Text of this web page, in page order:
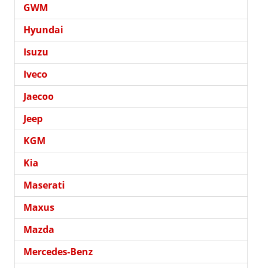
GWM
Hyundai
Isuzu
Iveco
Jaecoo
Jeep
KGM
Kia
Maserati
Maxus
Mazda
Mercedes-Benz